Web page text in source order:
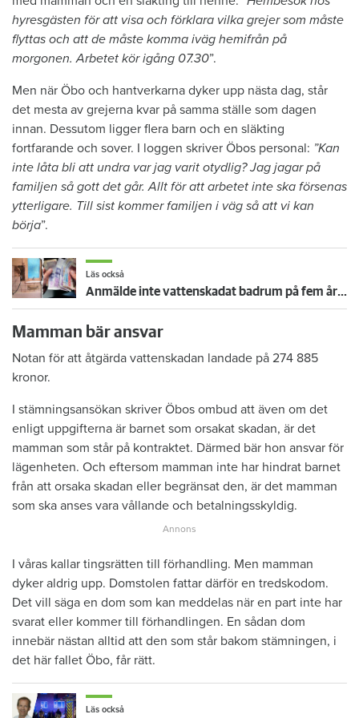
hyresgästen för att visa och förklara vilka grejer som måste
flyttas och att de måste komma iväg hemifrån på
morgonen. Arbetet kör igång 07.30”.
Men när Öbo och hantverkarna dyker upp nästa dag, står
det mesta av grejerna kvar på samma ställe som dagen
innan. Dessutom ligger flera barn och en släkting
fortfarande och sover. I loggen skriver Öbos personal: ”Kan
inte låta bli att undra var jag varit otydlig? Jag jagar på
familjen så gott det går. Allt för att arbetet inte ska försenas
ytterligare. Till sist kommer familjen i väg så att vi kan
börja”.
Läs också
Anmälde inte vattenskadat badrum på fem år – krävs på 125 000 kronor
Mamman bär ansvar
Notan för att åtgärda vattenskadan landade på 274 885
kronor.
I stämningsansökan skriver Öbos ombud att även om det
enligt uppgifterna är barnet som orsakat skadan, är det
mamman som står på kontraktet. Därmed bär hon ansvar för
lägenheten. Och eftersom mamman inte har hindrat barnet
från att orsaka skadan eller begränsat den, är det mamman
som ska anses vara vållande och betalningsskyldig.
I våras kallar tingsrätten till förhandling. Men mamman
dyker aldrig upp. Domstolen fattar därför en tredskodom.
Det vill säga en dom som kan meddelas när en part inte har
svarat eller kommer till förhandlingen. En sådan dom
innebär nästan alltid att den som står bakom stämningen, i
det här fallet Öbo, får rätt.
Läs också